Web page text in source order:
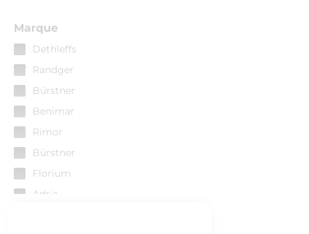
Marque
Dethleffs
Randger
Bürstner
Benimar
Rimor
Bürstner
Florium
Adria